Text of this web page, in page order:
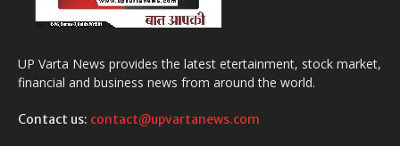
UP Varta News provides the latest etertainment, stock market,
financial and business news from around the world.
Contact us: contact@upvartanews.com